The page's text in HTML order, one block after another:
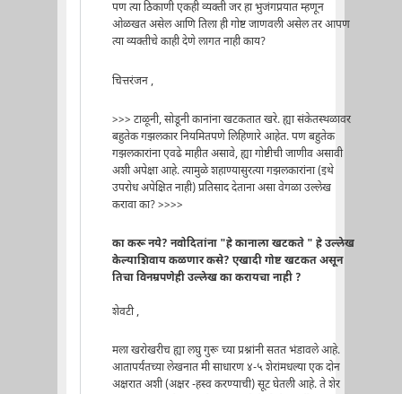
पण त्या ठिकाणी एकही व्यक्ती जर हा भुजंगप्रयात म्हणून
ओळखत असेल आणि तिला ही गोष्ट जाणवली असेल तर आपण
त्या व्यक्तीचे काही देणे लागत नाही काय?
चित्तरंजन ,
>>> टाळूनी, सोडूनी कानांना खटकतात खरे. ह्या संकेतस्थळावर
बहुतेक गझलकार नियमितपणे लिहिणारे आहेत. पण बहुतेक
गझलकारांना एवढे माहीत असावे, ह्या गोष्टीची जाणीव असावी
अशी अपेक्षा आहे. त्यामुळे शहाण्यासुरत्या गझलकारांना (इथे
उपरोध अपेक्षित नाही) प्रतिसाद देताना असा वेगळा उल्लेख
करावा का? >>>>
का करू नये? नवोदितांना "हे कानाला खटकते " हे उल्लेख
केल्याशिवाय कळणार कसे? एखादी गोष्ट खटकत असून
तिचा विनम्रपणेही उल्लेख का करायचा नाही ?
शेवटी ,
मला खरोखरीच ह्या लघु गुरू च्या प्रश्नांनी सतत भंडावले आहे.
आतापर्यंतच्या लेखनात मी साधारण ४-५ शेरांमधल्या एक दोन
अक्षरात अशी (अक्षर -हस्व करण्याची) सूट घेतली आहे. ते शेर